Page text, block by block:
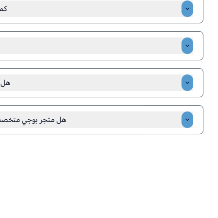
هل
محافظة كذلك نوفر الشحن عبر سمسا وارامكس ودي اتش ال ومخرجين
هل متجر بوجي